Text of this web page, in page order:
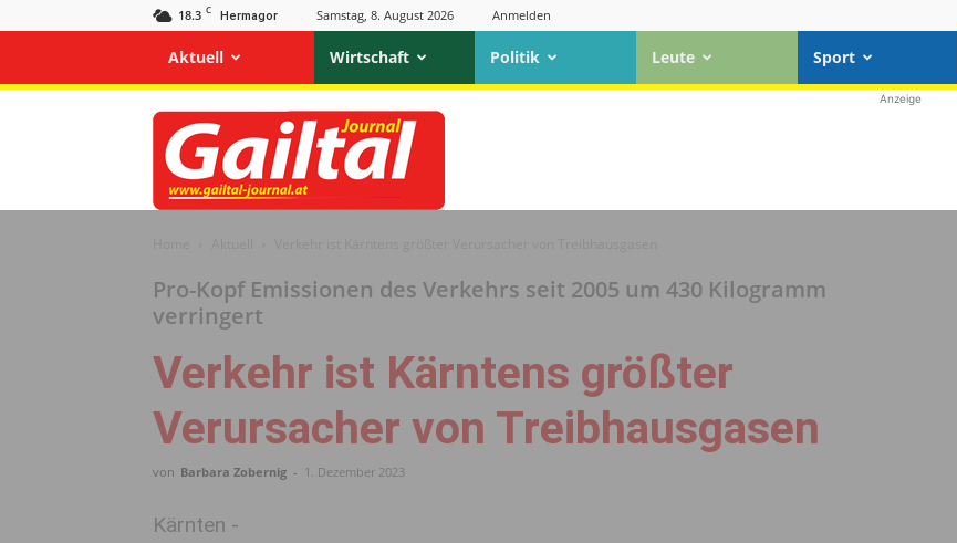
18.3 C Hermagor Samstag, 8. August 2026 Anmelden
Aktuell Wirtschaft Politik Leute Sport
Gailtal
Journal
Anzeige
Pro-Kopf Emissionen des Verkehrs seit 2005 um 430 Kilogramm
verringert
Verkehr ist Kärntens größter
Verursacher von Treibhausgasen
von Barbara Zobernig - 1. Dezember 2023
Kärnten -